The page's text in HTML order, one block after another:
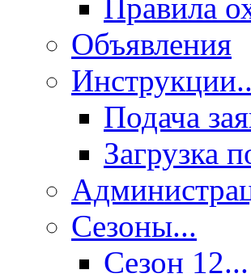
Правила
Объявления
Подача
Загрузка
Сезоны...
Сезон 12...